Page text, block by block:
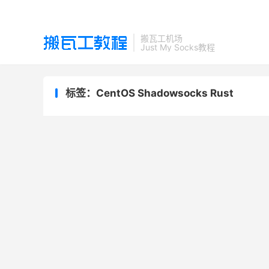
搬瓦工机场
Just My Socks教程
标签：CentOS Shadowsocks Rust